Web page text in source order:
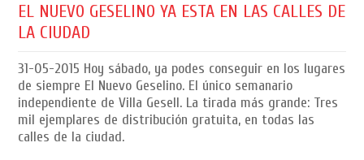
EL NUEVO GESELINO YA ESTA EN LAS CALLES DE
LA CIUDAD
31-05-2015 Hoy sábado, ya podes conseguir en los lugares
de siempre El Nuevo Geselino. El único semanario
independiente de Villa Gesell. La tirada más grande: Tres
mil ejemplares de distribución gratuita, en todas las
calles de la ciudad.